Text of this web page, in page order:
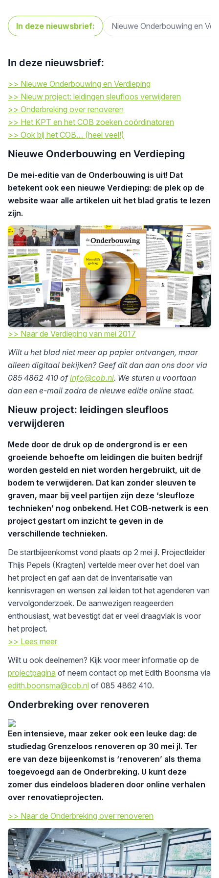
In deze nieuwsbrief: Nieuwe Onderbouwing en
In deze nieuwsbrief:
>> Nieuwe Onderbouwing en Verdieping
>> Nieuw project: leidingen sleufloos verwijderen
>> Onderbreking over renoveren
>> Het KPT en het COB zoeken coördinatoren
>> Ook bij het COB… (heel veel!)
Nieuwe Onderbouwing en Verdieping
De mei-editie van de Onderbouwing is uit! Dat
betekent ook een nieuwe Verdieping: de plek op de
website waar alle artikelen uit het blad gratis te lezen
zijn.
>> Naar de Verdieping van mei 2017
Wilt u het blad niet meer op papier ontvangen, maar
alleen digitaal bekijken? Geef dit dan aan ons door via
085 4862 410 ofinfo@cob.nl. We sturen u voortaan
dan een e-mail zodra de nieuwe editie online staat.
Nieuw project: leidingen sleufloos
verwijderen
Mede door de druk op de ondergrond is er een
groeiende behoefte om leidingen die buiten bedrijf
worden gesteld en niet worden hergebruikt, uit de
bodem te verwijderen. Dat kan zonder sleuven te
graven, maar bij veel partijen zijn deze ‘sleufloze
technieken’ nog onbekend. Het COB-netwerk is een
project gestart om inzicht te geven in de
verschillende technieken.
De startbijeenkomst vond plaats op 2 mei jl. Projectleider
Thijs Pepels (Kragten) vertelde meer over het doel van
het project en gaf aan dat de inventarisatie van
kennisvragen en wensen zal leiden tot het agenderen van
vervolgonderzoek. De aanwezigen reageerden
enthousiast, wat bevestigt dat er veel draagvlak is voor
het project.
>> Lees meer
Wilt u ook deelnemen? Kijk voor meer informatie op de
projectpagina of neem contact op met Edith Boonsma via
edith.boonsma@cob.nl of 085 4862 410.
Onderbreking over renoveren
Een intensieve, maar zeker ook een leuke dag: de
studiedag Grenzeloos renoveren op 30 mei jl. Ter
ere van deze bijeenkomst is ‘renoveren’ als thema
toegevoegd aan de Onderbreking. U kunt deze
zomer dus eindeloos bladeren door online verhalen
over renovatieprojecten.
>> Naar de Onderbreking over renoveren